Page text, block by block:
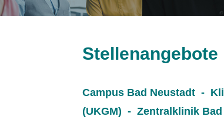
Stellenangebote
Campus Bad Neustadt -
(UKGM) - Zentralklinik Bad